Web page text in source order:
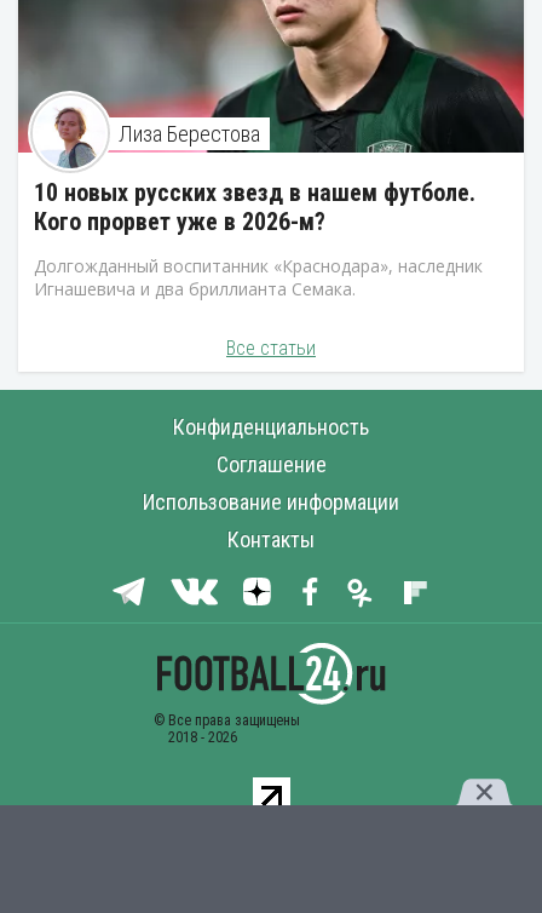
Лиза Берестова
10 новых русских звезд в нашем футболе.
Кого прорвет уже в 2026-м?
Долгожданный воспитанник «Краснодара», наследник
Игнашевича и два бриллианта Семака.
Все статьи
Конфиденциальность
Соглашение
Использование информации
Контакты